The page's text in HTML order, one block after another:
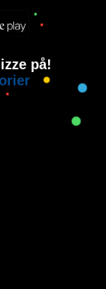
på!